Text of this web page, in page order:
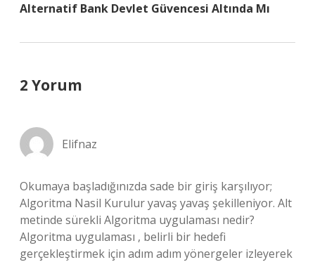
Alternatif Bank Devlet Güvencesi Altında Mı
2 Yorum
Elifnaz
Okumaya başladığınızda sade bir giriş karşılıyor;
Algoritma Nasil Kurulur yavaş yavaş şekilleniyor. Alt
metinde sürekli Algoritma uygulaması nedir?
Algoritma uygulaması , belirli bir hedefi
gerçekleştirmek için adım adım yönergeler izleyerek